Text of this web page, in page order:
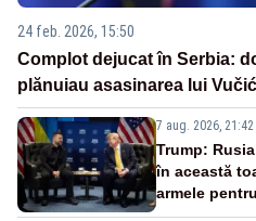
24 feb. 2026, 15:50
Complot dejucat în Serbia:
plănuiau asasinarea lui Vučić
7 aug. 2026, 21:42
Trump:
în această
armele